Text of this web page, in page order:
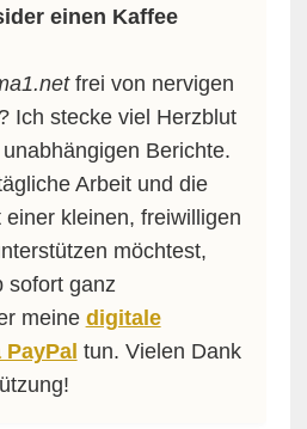
einen Kaffee
frei von nervigen
Ich stecke viel Herzblut
Berichte.
Arbeit und die
kleinen, freiwilligen
möchtest,
sofort ganz
meine digitale
tun. Vielen Dank